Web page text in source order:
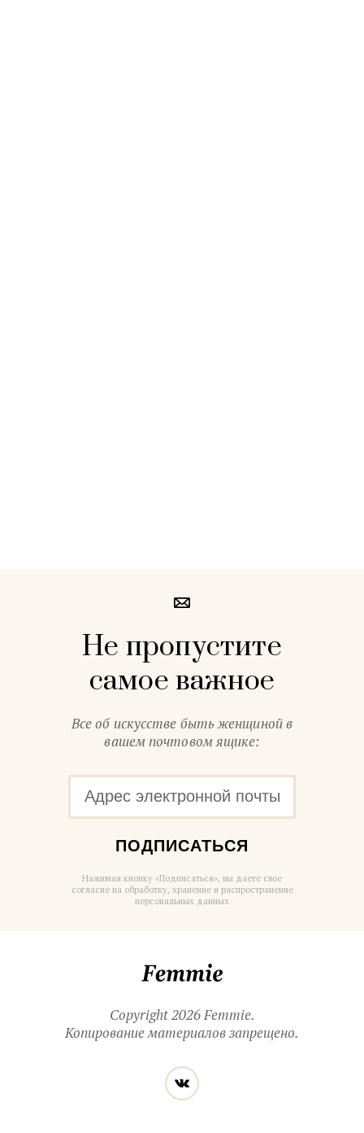
Не пропустите
самое важное
Все об искусстве быть женщиной в
вашем почтовом ящике:
ПОДПИСАТЬСЯ
Нажимая кнопку «Подписаться», вы даете свое
согласие на обработку, хранение и распространение
персональных данных
Copyright 2026 Femmie.
Копирование материалов запрещено.
Читайте
нас
в социальных